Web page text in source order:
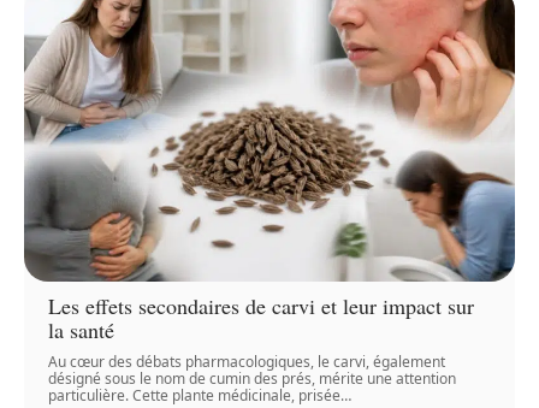
Les effets secondaires de carvi et leur impact sur
la santé
Au cœur des débats pharmacologiques, le carvi, également
désigné sous le nom de cumin des prés, mérite une attention
particulière. Cette plante médicinale, prisée…